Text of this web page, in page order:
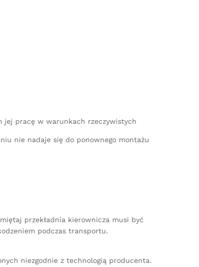
jej pracę w warunkach rzeczywistych
nie nadaje się do ponownego montażu
przekładnia kierownicza musi być
podczas transportu.
niezgodnie z technologią producenta.